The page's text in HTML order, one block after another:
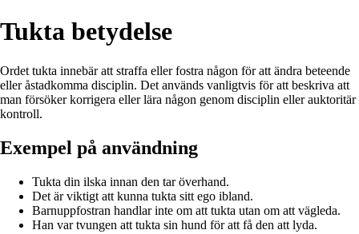
Tukta betydelse
Ordet tukta innebär att straffa eller fostra någon för att ändra beteende
eller åstadkomma disciplin. Det används vanligtvis för att beskriva att
man försöker korrigera eller lära någon genom disciplin eller auktoritär
kontroll.
Exempel på användning
Tukta din ilska innan den tar överhand.
Det är viktigt att kunna tukta sitt ego ibland.
Barnuppfostran handlar inte om att tukta utan om att vägleda.
Han var tvungen att tukta sin hund för att få den att lyda.